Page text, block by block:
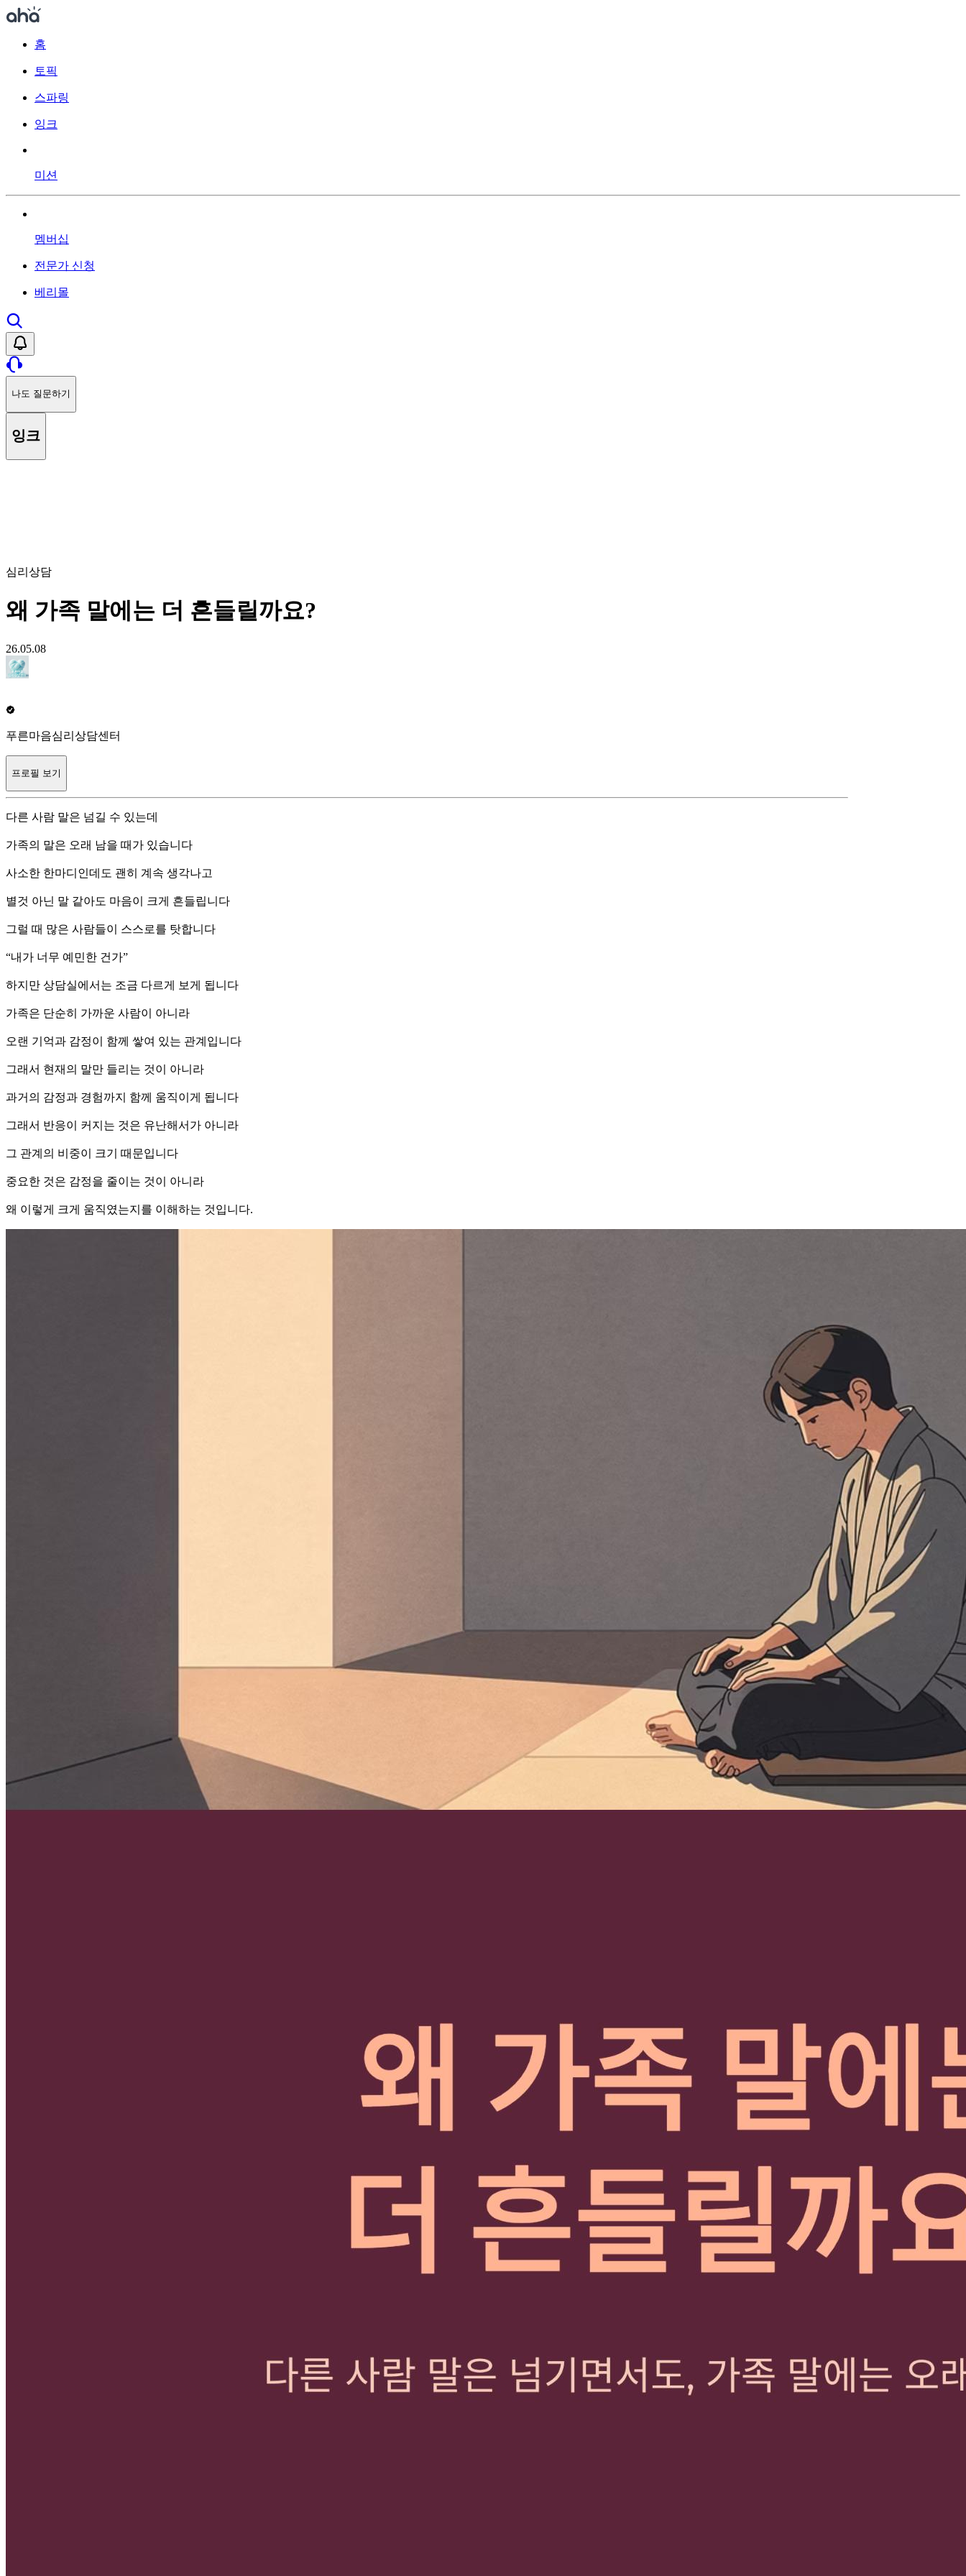
홈
토픽
스파링
잉크
미션
멤버십
전문가 신청
베리몰
나도 질문하기
잉크
심리상담
왜 가족 말에는 더 흔들릴까요?
26.05.08
푸른마음심리상담센터
프로필 보기
다른 사람 말은 넘길 수 있는데
가족의 말은 오래 남을 때가 있습니다
사소한 한마디인데도 괜히 계속 생각나고
별것 아닌 말 같아도 마음이 크게 흔들립니다
그럴 때 많은 사람들이 스스로를 탓합니다
“내가 너무 예민한 건가”
하지만 상담실에서는 조금 다르게 보게 됩니다
가족은 단순히 가까운 사람이 아니라
오랜 기억과 감정이 함께 쌓여 있는 관계입니다
그래서 현재의 말만 들리는 것이 아니라
과거의 감정과 경험까지 함께 움직이게 됩니다
그래서 반응이 커지는 것은 유난해서가 아니라
그 관계의 비중이 크기 때문입니다
중요한 것은 감정을 줄이는 것이 아니라
왜 이렇게 크게 움직였는지를 이해하는 것입니다.